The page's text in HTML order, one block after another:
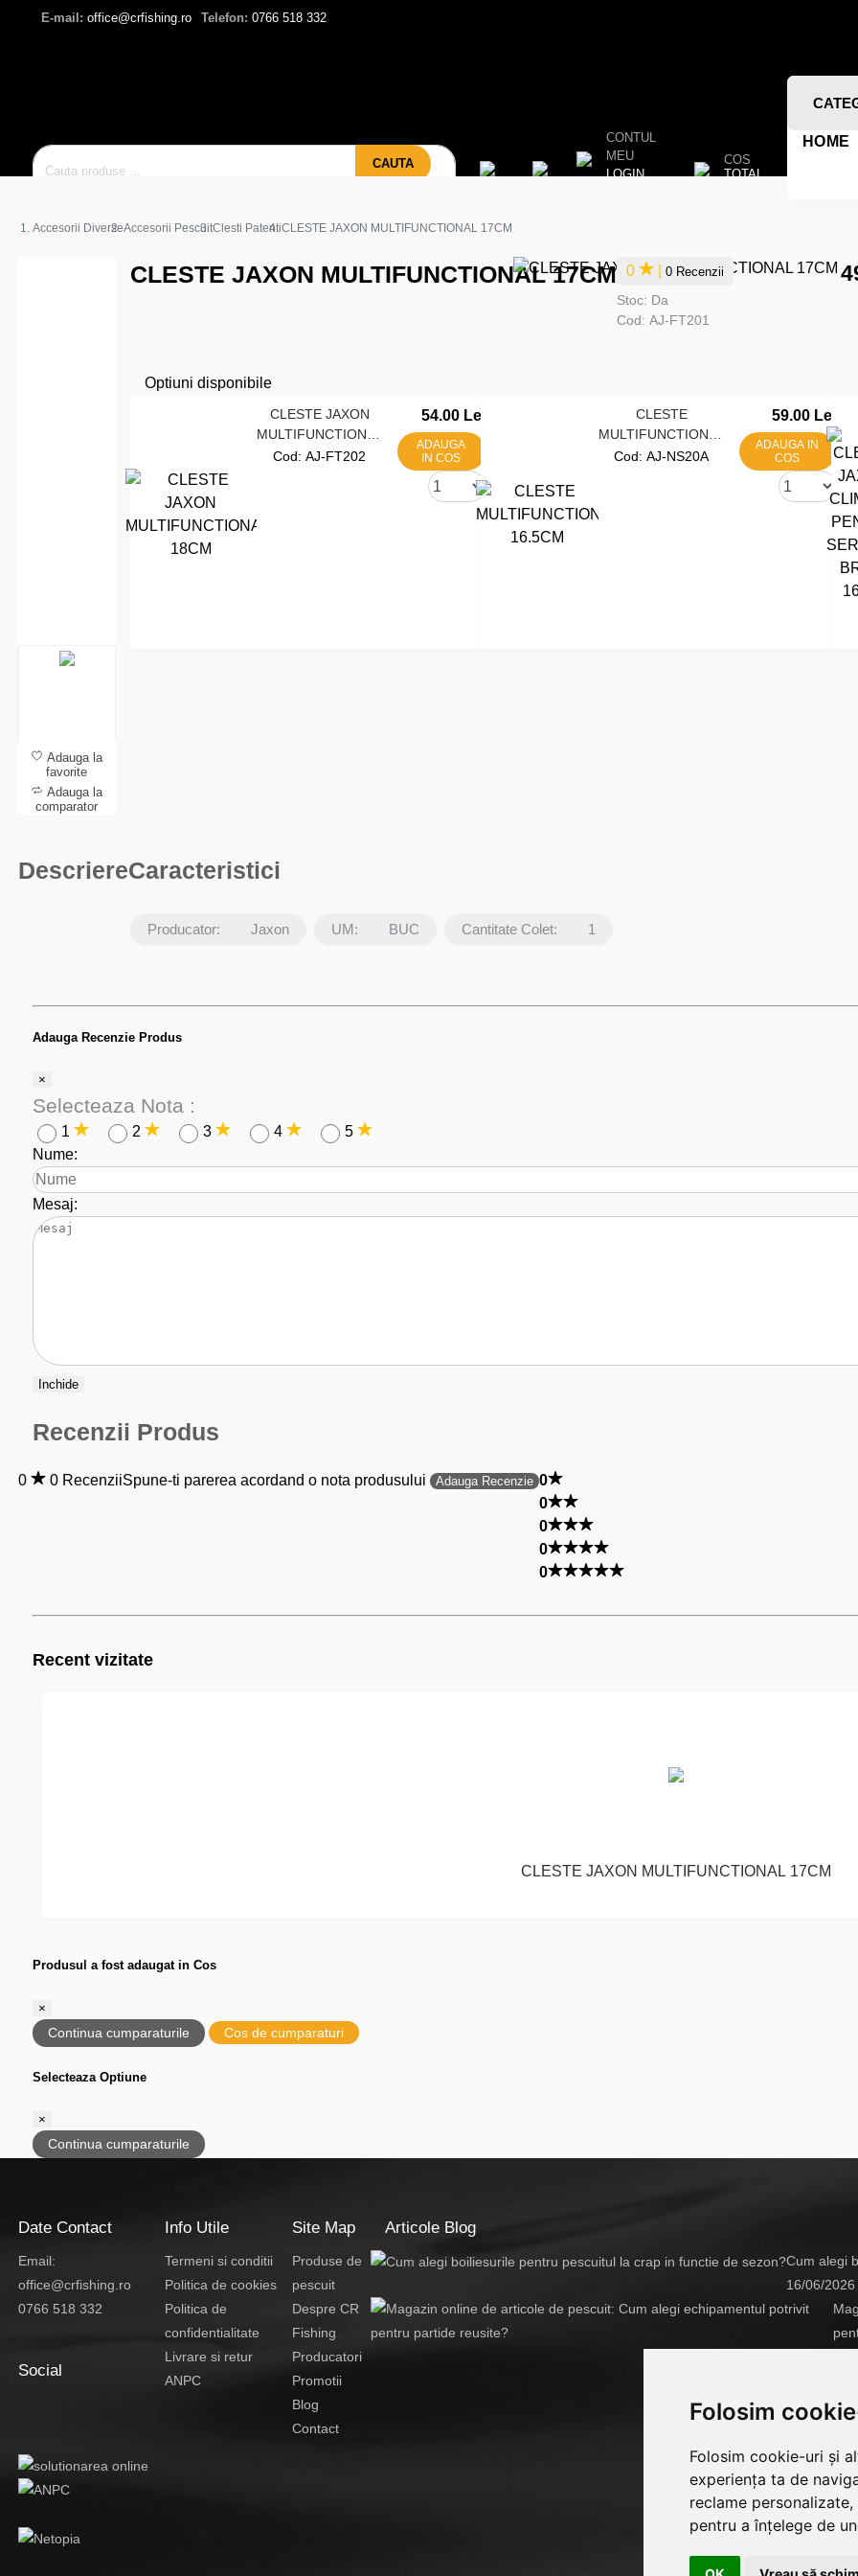
Folosim
Folosim cookie-uri și
experiența ta de
reclame
pentru a înțelege de
E-mail: office@crfishing.ro Telefon: 0766 518 332
CAUTA
CONTUL
MEU
LOGIN
COS
TOTAL
HOME
Accesorii DiverseAccesorii PescuitClesti PatentiCLESTE JAXON MULTIFUNCTIONAL 17CM
Adauga la
favorite
Adauga la
comparator
CLESTE JAXON MULTIFUNCTIONAL 17CM 0 | 0 Recenzii
Stoc: Da
Cod: AJ-FT201
Optiuni disponibile
CLESTE JAXON
MULTIFUNCTIONAL
18CM
Cod:AJ-FT202
54.00 Lei
ADAUGA
IN COS
CLESTE
MULTIFUNCTIONAL
16.5CM
Cod:AJ-NS20A
59.00 Lei
ADAUGA IN
COS
DescriereCaracteristici
Producator: Jaxon UM: BUC Cantitate Colet: 1
Adauga Recenzie Produs
×
Selecteaza Nota :
1 2 3 4
5
Nume:
Mesaj:
Inchide
Recenzii Produs
0 0 RecenziiSpune-ti parerea acordand o nota produsului Adauga Recenzie 0
0
0
0
0
Recent vizitate
CLESTE JAXON MULTIFUNCTIONAL 17CM
Produsul a fost adaugat in Cos
×
Continua cumparaturile Cos de cumparaturi
Selecteaza Optiune
×
Continua cumparaturile
Date Contact
Email:
office@crfishing.ro
0766 518 332
Social
Info Utile
Termeni si conditii
Politica de cookies
Politica de
confidentialitate
Livrare si retur
ANPC
Site Map
Produse de
pescuit
Despre CR
Fishing
Producatori
Promotii
Blog
Contact
Articole Blog
Cum alegi
16/06/2026